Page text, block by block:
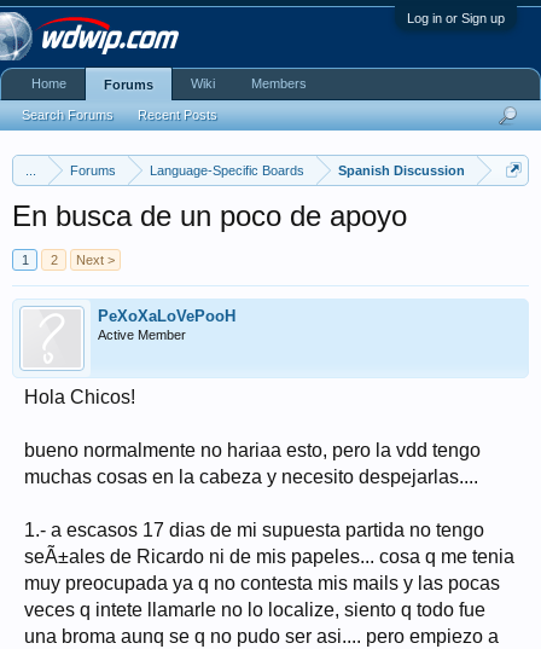
Log in or Sign up
Forums Language-Specific Boards Spanish Discussion
En busca de un poco de apoyo
1 2 Next >
PeXoXaLoVePooH
Active Member
Hola Chicos!
bueno normalmente no hariaa esto, pero la vdd tengo
muchas cosas en la cabeza y necesito despejarlas....
1.- a escasos 17 dias de mi supuesta partida no tengo
seÃ±ales de Ricardo ni de mis papeles... cosa q me tenia
muy preocupada ya q no contesta mis mails y las pocas
veces q intete llamarle no lo localize, siento q todo fue
una broma aunq se q no pudo ser asi.... pero empiezo a
Home Forums
Search Forums Recent Posts
Wiki Members